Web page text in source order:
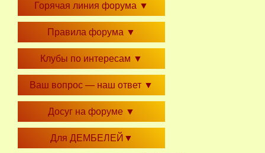
Горячая линия форума ▼
Правила форума ▼
Клубы по интересам ▼
Ваш вопрос — наш ответ ▼
Досуг на форуме ▼
Для ДЕМБЕЛЕЙ ▼